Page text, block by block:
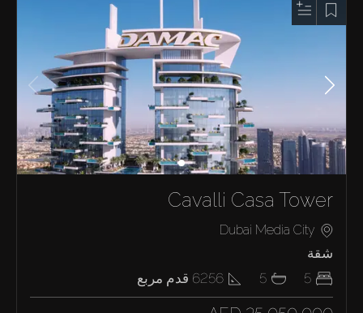
Cavalli Casa Tower
Dubai Media City
شقة
5
5
6256 قدم مربع